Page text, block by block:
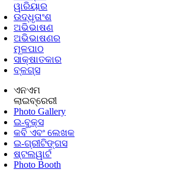
ୱାରିୟାର
ଉଦ୍ଧୃତାଂଶ
ଅଭିଭାଷଣ
ଅଭିଭାଷଣର
ମୂଳପାଠ
ସାକ୍ଷାତକାର
ବ୍ଳଗ୍ସ
ଏନଏମ
ଲାଇବ୍ରେରୀ
Photo Gallery
ଇ-ବୁକ୍ସ
କବି ଏବଂ ଲେଖକ
ଇ-ଗ୍ରୀଟିଙ୍ଗସ
ଷ୍ଟଲୱାର୍ଟ
Photo Booth